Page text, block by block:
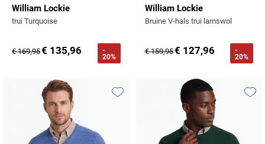
William Lockie
trui Turquoise
€ 169,95€ 135,96
-
20%
William Lockie
Bruine V-hals trui lamswol
€ 159,95€ 127,96
-
20%
Toevoegen aan favorieten